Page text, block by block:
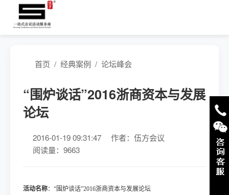
首页 / 经典案例 / 论坛峰会
“围炉谈话”2016浙商资本与发展
论坛
2016-01-19 09:31:47
作者：伍方会议
阅读量：9663
活动名称：“围炉谈话”2016浙商资本与发展论坛